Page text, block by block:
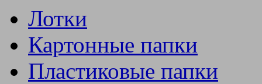
Лотки
Картонные папки
Пластиковые папки